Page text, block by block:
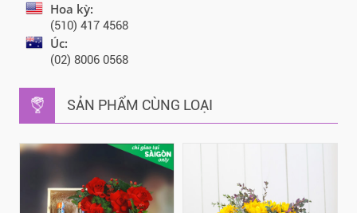
Hoa kỳ:
(510) 417 4568
Úc:
(02) 8006 0568
SẢN PHẨM CÙNG LOẠI